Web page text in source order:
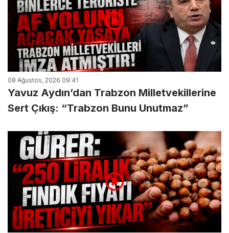
08 Ağustos, 2026 09:41
Yavuz Aydın’dan Trabzon Milletvekillerine
Sert Çıkış: “Trabzon Bunu Unutmaz”